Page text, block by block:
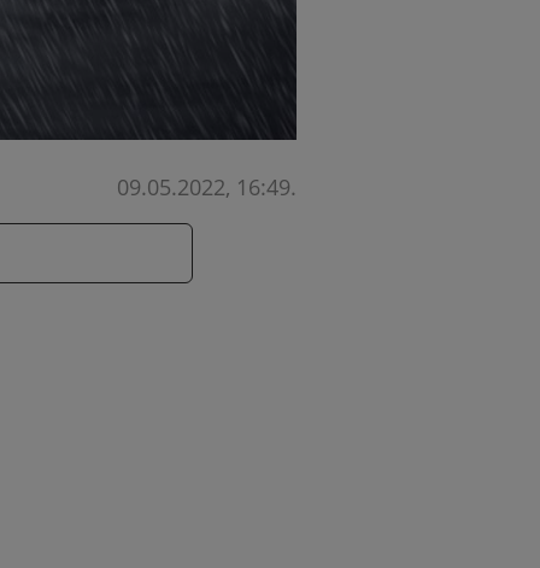
09.05.2022, 16:49.